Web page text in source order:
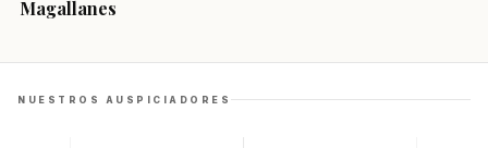
Magallanes
NUESTROS AUSPICIADORES